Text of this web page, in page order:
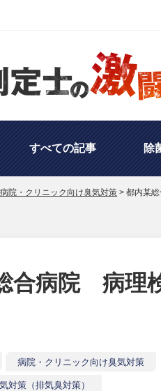
すべての記事 除
病院・クリニック向け臭気対策 > 都内某
合病院 病理
病院・クリニック向け臭気対策
対策（排気臭対策）